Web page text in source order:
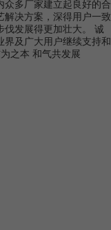
众多厂家建立起良好的合
解决方案，深得用户一致
伐发展得更加壮大。 诚
及广大用户继续支持和
之本 和气共发展